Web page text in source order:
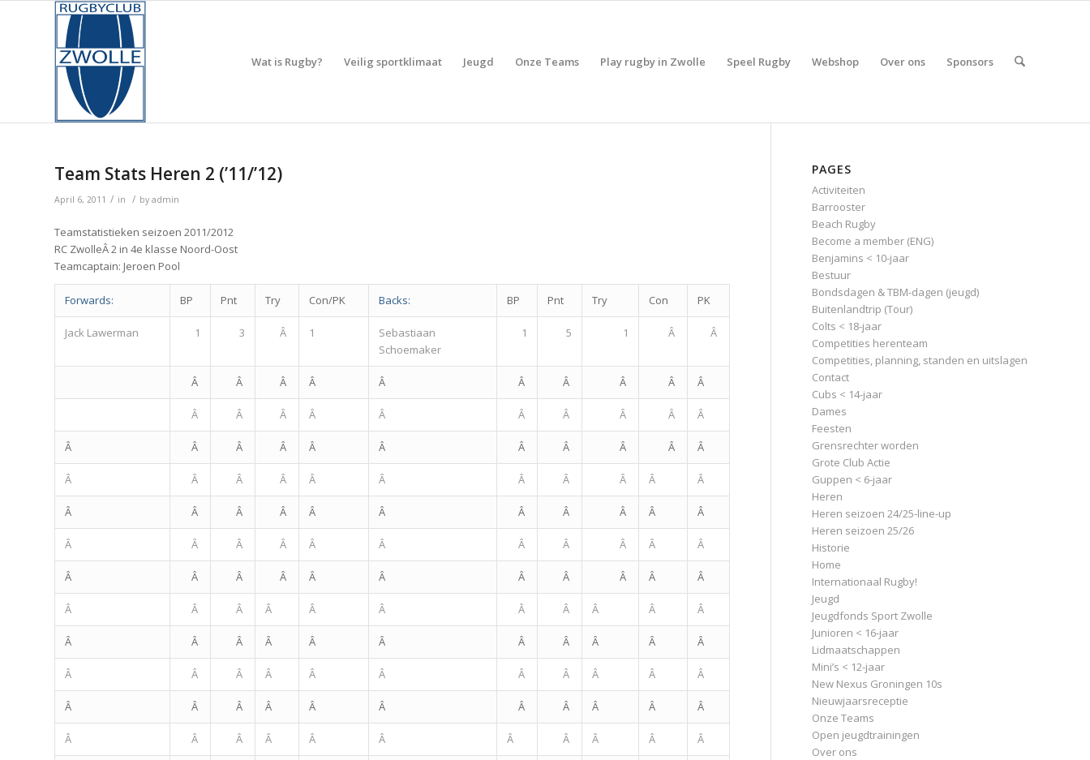
Wat is Rugby? Veilig sportklimaat Jeugd Onze Teams Play rugby in Zwolle Speel Rugby Webshop Over ons Sponsors
Team Stats Heren 2 (’11/’12)
April 6, 2011 / in / by admin
Teamstatistieken seizoen 2011/2012
RC ZwolleÂ 2 in 4e klasse Noord-Oost
Teamcaptain: Jeroen Pool
Forwards: BP Pnt Try Con/PK Backs: BP Pnt Try Con PK
Jack Lawerman 1 3 Â 1
Sebastiaan
Schoemaker
1 5 1 Â Â
Â Â Â Â Â Â Â Â Â Â
Â Â Â Â Â Â Â Â Â Â
Â Â Â Â Â Â Â Â Â Â Â
Â Â Â Â Â Â Â Â Â Â Â
Â Â Â Â Â Â Â Â Â Â Â
Â Â Â Â Â Â Â Â Â Â Â
Â Â Â Â Â Â Â Â Â Â Â
Â Â Â Â Â Â Â Â Â Â Â
Â Â Â Â Â Â Â Â Â Â Â
Â Â Â Â Â Â Â Â Â Â Â
Â Â Â Â Â Â Â Â Â Â Â
Â Â Â Â Â Â Â Â Â Â Â
PAGES
Activiteiten
Barrooster
Beach Rugby
Become a member (ENG)
Benjamins < 10-jaar
Bestuur
Bondsdagen & TBM-dagen (jeugd)
Buitenlandtrip (Tour)
Colts < 18-jaar
Competities herenteam
Competities, planning, standen en uitslagen
Contact
Cubs < 14-jaar
Dames
Feesten
Grensrechter worden
Grote Club Actie
Guppen < 6-jaar
Heren
Heren seizoen 24/25-line-up
Heren seizoen 25/26
Historie
Home
Internationaal Rugby!
Jeugd
Jeugdfonds Sport Zwolle
Junioren < 16-jaar
Lidmaatschappen
Mini’s < 12-jaar
New Nexus Groningen 10s
Nieuwjaarsreceptie
Onze Teams
Open jeugdtrainingen
Over ons